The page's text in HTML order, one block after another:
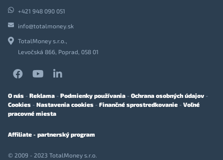
+421 948 090 051
info@totalmoney.sk
TotalMoney s.r.o.,
Levočská 866, Poprad, 058 01
O nás - Reklama - Podmienky používania - Ochrana osobných údajov -
Cookies - Nastavenia cookies - Finančné sprostredkovanie - Voľné
pracovné miesta
Affiliate - partnerský program
© 2009 - 2023 TotalMoney s.r.o.